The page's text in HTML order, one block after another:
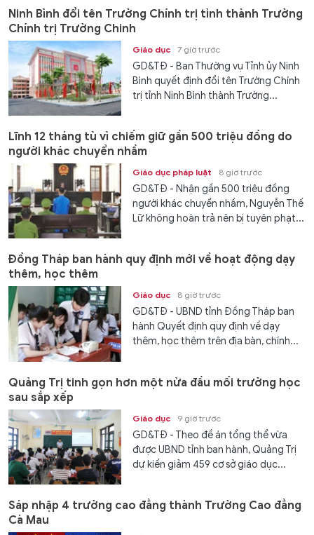
Ninh Bình đổi tên Trường Chính trị tỉnh thành Trường
Chính trị Trường Chinh
Giáo dục 7 giờ trước
GD&TĐ - Ban Thường vụ Tỉnh ủy Ninh
Bình quyết định đổi tên Trường Chính
trị tỉnh Ninh Bình thành Trường...
Lĩnh 12 tháng tù vì chiếm giữ gần 500 triệu đồng do
người khác chuyển nhầm
Giáo dục pháp luật 8 giờ trước
GD&TĐ - Nhận gần 500 triệu đồng
người khác chuyển nhầm, Nguyễn Thế
Lữ không hoàn trả nên bị tuyên phạt...
Đồng Tháp ban hành quy định mới về hoạt động dạy
thêm, học thêm
Giáo dục 8 giờ trước
GD&TĐ - UBND tỉnh Đồng Tháp ban
hành Quyết định quy định về dạy
thêm, học thêm trên địa bàn, chính...
Quảng Trị tinh gọn hơn một nửa đầu mối trường học
sau sắp xếp
Giáo dục 9 giờ trước
GD&TĐ - Theo đề án tổng thể vừa
được UBND tỉnh ban hành, Quảng Trị
dự kiến giảm 459 cơ sở giáo dục...
Sáp nhập 4 trường cao đẳng thành Trường Cao đẳng
Cà Mau